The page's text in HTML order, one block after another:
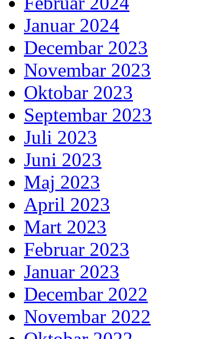
Januar 2024
Decembar 2023
Novembar 2023
Oktobar 2023
Septembar 2023
Juli 2023
Juni 2023
Maj 2023
April 2023
Mart 2023
Februar 2023
Januar 2023
Decembar 2022
Novembar 2022